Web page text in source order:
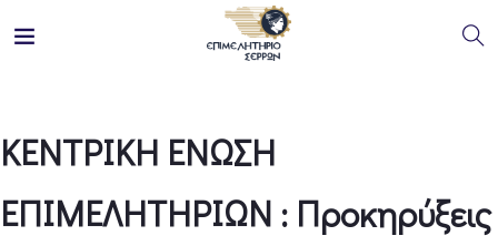
ΚΕΝΤΡΙΚΗ ΕΝΩΣΗ
ΕΠΙΜΕΛΗΤΗΡΙΩΝ : Προκηρύξεις